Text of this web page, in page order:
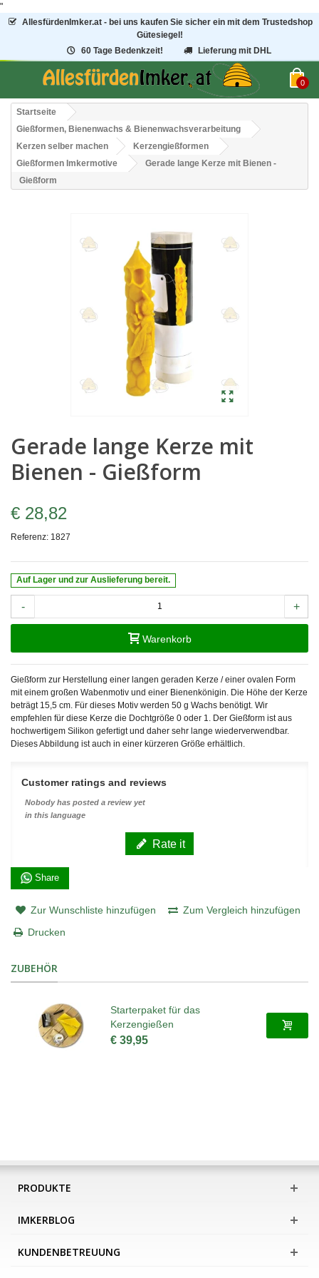
"
AllesfürdenImker.at - bei uns kaufen Sie sicher ein mit dem Trustedshop
Gütesiegel!
60 Tage Bedenkzeit!
Lieferung mit DHL
0
Startseite
Gießformen, Bienenwachs & Bienenwachsverarbeitung
Kerzen selber machen
Kerzengießformen
Gießformen Imkermotive
Gerade lange Kerze mit Bienen -
Gießform
Gerade lange Kerze mit
Bienen - Gießform
€ 28,82
Referenz: 1827
Auf Lager und zur Auslieferung bereit.
- +
Warenkorb
Gießform zur Herstellung einer langen geraden Kerze / einer ovalen Form
mit einem großen Wabenmotiv und einer Bienenkönigin. Die Höhe der Kerze
beträgt 15,5 cm. Für dieses Motiv werden 50 g Wachs benötigt. Wir
empfehlen für diese Kerze die Dochtgröße 0 oder 1. Der Gießform ist aus
hochwertigem Silikon gefertigt und daher sehr lange wiederverwendbar.
Dieses Abbildung ist auch in einer kürzeren Größe erhältlich.
Customer ratings and reviews
Nobody has posted a review yet
in this language
Rate it
Share
Zur Wunschliste hinzufügen
Zum Vergleich hinzufügen
Drucken
ZUBEHÖR
Starterpaket für das
Kerzengießen
€ 39,95
PRODUKTE
IMKERBLOG
KUNDENBETREUUNG